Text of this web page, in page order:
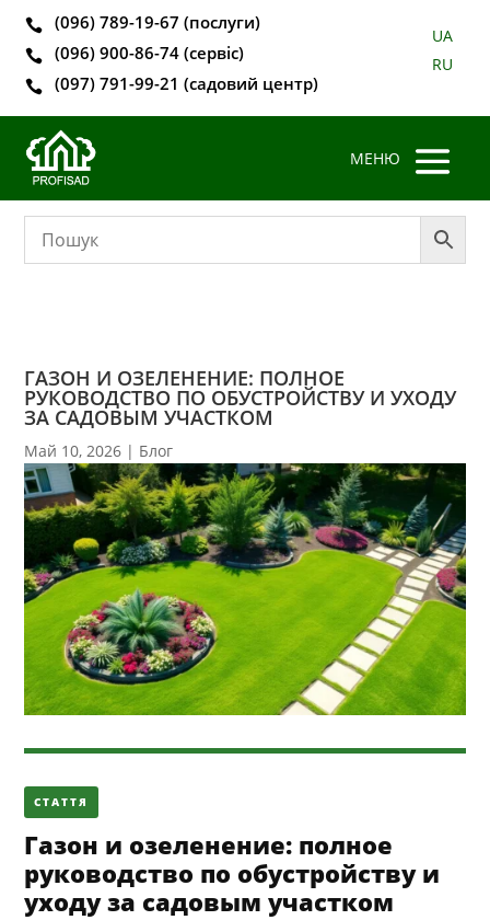
 (096) 789-19-67 (послуги)
 (096) 900-86-74 (сервіс)
 (097) 791-99-21 (садовий центр)
UA
RU
ГАЗОН И ОЗЕЛЕНЕНИЕ: ПОЛНОЕ
РУКОВОДСТВО ПО ОБУСТРОЙСТВУ И УХОДУ
ЗА САДОВЫМ УЧАСТКОМ
Май 10, 2026 | Блог
СТАТТЯ
Газон и озеленение: полное
руководство по обустройству и
уходу за садовым участком